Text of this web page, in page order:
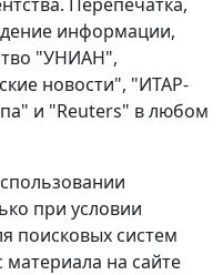
информации,
"УНИАН",
новости", "ИТАР-
и "Reuters" в любом
при условии
поисковых систем
на сайте